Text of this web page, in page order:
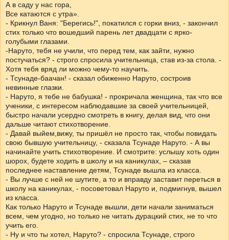
А в саду у нас гора,
Все катаются с утра».
- Крикнул Ваня: "Берегись!", покатился с горки вниз, - закончил
стих только что вошедший парень лет двадцати с ярко-
голубыми глазами.
-Наруто, тебя не учили, что перед тем, как зайти, нужно
постучаться? - строго спросила учительница, став из-за стола. -
Хотя тебя вряд ли можно чему-то научить.
- Тсунаде-баачан! - сказал обиженно Наруто, состроив
невинные глазки.
- Наруто, я тебе не бабушка! - прокричала женщина, так что все
ученики, с интересом наблюдавшие за своей учительницей,
быстро начали усердно смотреть в книгу, делая вид, что они
дальше читают стихотворение.
- Давай выйем,вижу, ты пришёл не просто так, чтобы повидать
свою бывшую учительницу, - сказала Тсунаде Наруто. - А вы
начинайте учить стихотворение. И смотрите: услышу хоть один
шорох, будете ходить в школу и на каникулах, – сказав
последнее наставление детям, Тсунаде вышла из класса.
- Вы лучше с ней не шутите, а то и вправду заставит переться в
школу на каникулах, - посоветовал Наруто и, подмигнув, вышел
из класса.
Как только Наруто и Тсунаде вышли, дети начали заниматься
всем, чем угодно, но только не читать дурацкий стих, не то что
учить его.
- Ну и что ты хотел, Наруто? - спросила Тсунаде, строго